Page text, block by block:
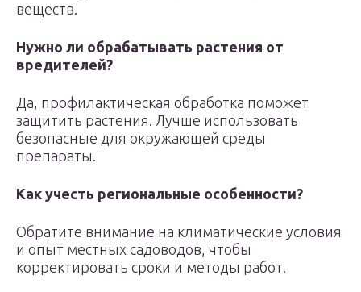
веществ.
Нужно ли обрабатывать растения от
вредителей?
Да, профилактическая обработка поможет
защитить растения. Лучше использовать
безопасные для окружающей среды
препараты.
Как учесть региональные особенности?
Обратите внимание на климатические условия
и опыт местных садоводов, чтобы
корректировать сроки и методы работ.